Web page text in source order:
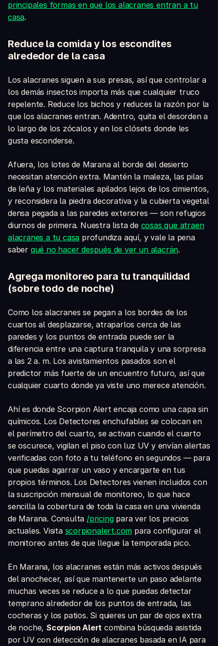
principales formas en que los alacranes entran a tu
casa.
Reduce la comida y los escondites
alrededor de la casa
Los alacranes siguen a sus presas, así que controlar a
los demás insectos importa más que cualquier truco
repelente. Reduce los bichos y reduces la razón por la
que los alacranes entran. Adentro, quita el desorden a
lo largo de los zócalos y en los clósets donde les
gusta esconderse.
Afuera, los lotes de Marana al borde del desierto
necesitan atención extra. Mantén la maleza, las pilas
de leña y los materiales apilados lejos de los cimientos,
y reconsidera la piedra decorativa y la cubierta vegetal
densa pegada a las paredes exteriores — son refugios
diurnos de primera. Nuestra lista de cosas que atraen
alacranes a tu casa profundiza aquí, y vale la pena
saber qué no hacer después de ver un alacrán.
Agrega monitoreo para tu tranquilidad
(sobre todo de noche)
Como los alacranes se pegan a los bordes de los
cuartos al desplazarse, atraparlos cerca de las
paredes y los puntos de entrada puede ser la
diferencia entre una captura tranquila y una sorpresa
a las 2 a. m. Los avistamientos pasados son el
predictor más fuerte de un encuentro futuro, así que
cualquier cuarto donde ya viste uno merece atención.
Ahí es donde Scorpion Alert encaja como una capa sin
químicos. Los Detectores enchufables se colocan en
el perímetro del cuarto, se activan cuando el cuarto
se oscurece, vigilan el piso con luz UV y envían alertas
verificadas con foto a tu teléfono en segundos — para
que puedas agarrar un vaso y encargarte en tus
propios términos. Los Detectores vienen incluidos con
la suscripción mensual de monitoreo, lo que hace
sencilla la cobertura de toda la casa en una vivienda
de Marana. Consulta /pricingpara ver los precios
actuales. Visita scorpionalert.com para configurar el
monitoreo antes de que llegue la temporada pico.
En Marana, los alacranes están más activos después
del anochecer, así que mantenerte un paso adelante
muchas veces se reduce a lo que puedas detectar
temprano alrededor de los puntos de entrada, las
cocheras y los patios. Si quieres un par de ojos extra
de noche, Scorpion Alert combina búsqueda asistida
por UV con detección de alacranes basada en IA para